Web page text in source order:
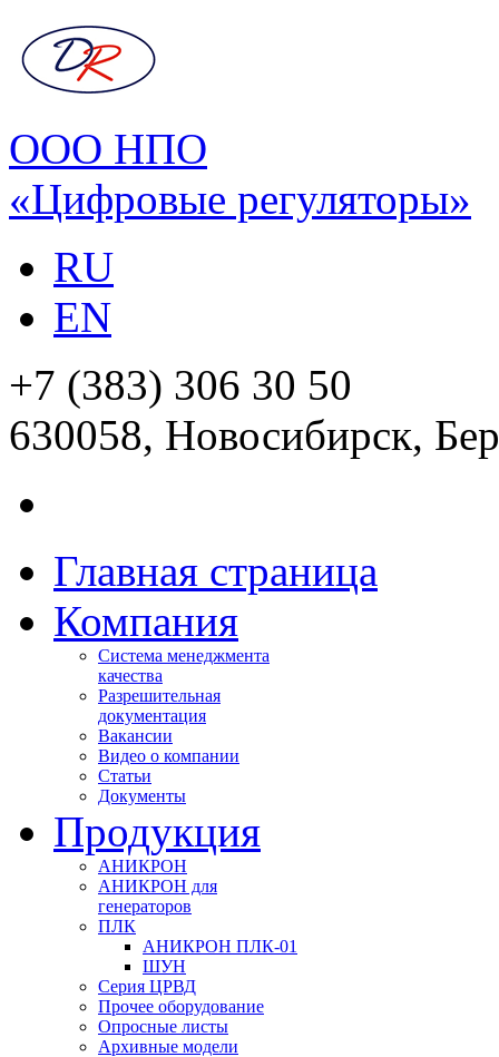
ООО НПО
«Цифровые регуляторы»
RU
EN
+7 (383) 306 30 50
630058, Новосибирск,
Главная страница
Компания
Система менеджмента
качества
Разрешительная
документация
Вакансии
Видео о компании
Статьи
Документы
Продукция
АНИКРОН
АНИКРОН для
генераторов
ПЛК
АНИКРОН ПЛК-01
ШУН
Серия ЦРВД
Прочее оборудование
Опросные листы
Архивные модели